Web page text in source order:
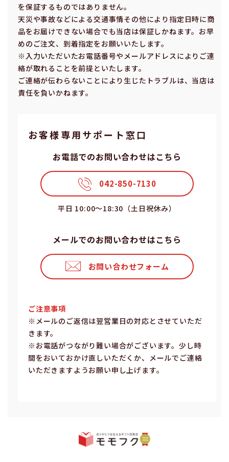
を保証するものではありません。
天災や事故などによる交通事情その他により指定⽇時に商
品をお届けできない場合でも当店は保証しかねます。お早
めのご注⽂、到着指定をお願いいたします。
※⼊⼒いただいたお電話番号やメールアドレスによりご連
絡が取れることを前提といたします。
ご連絡が伝わらないことにより⽣じたトラブルは、当店は
責任を負いかねます。
お客様専⽤サポート窓⼝
お電話でのお問い合わせはこちら
042-850-7130
平⽇ 10:00〜18:30（⼟⽇祝休み）
メールでのお問い合わせはこちら
お問い合わせフォーム
ご注意事項
※メールのご返信は翌営業⽇の対応とさせていただ
きます。
※お電話がつながり難い場合がございます。少し時
間をおいておかけ直しいただくか、メールでご連絡
いただきますようお願い申し上げます。